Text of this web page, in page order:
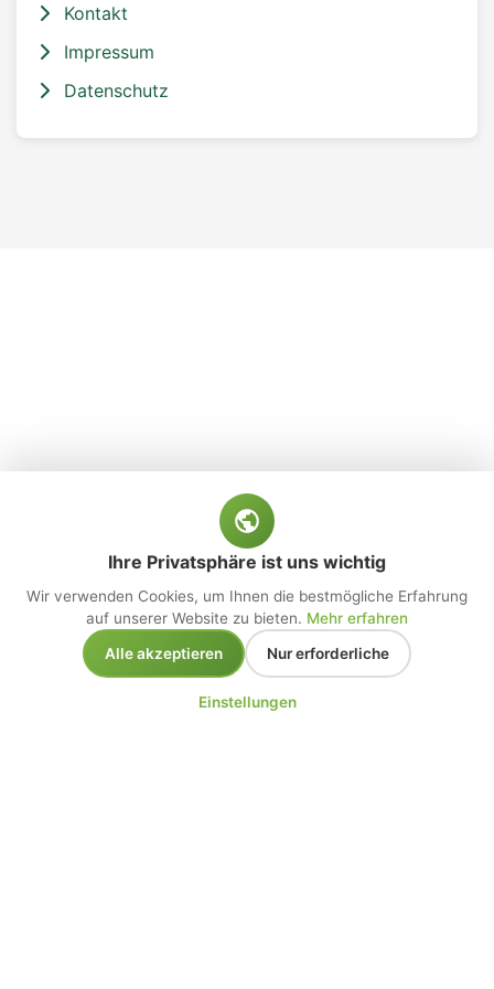
Kontakt
Impressum
Datenschutz
Ihre Privatsphäre ist uns wichtig
Wir verwenden Cookies, um Ihnen die bestmögliche Erfahrung
auf unserer Website zu bieten. Mehr erfahren
Alle akzeptieren
Nur erforderliche
Einstellungen